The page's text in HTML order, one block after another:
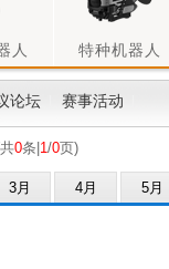
人 特种机器人
论坛 赛事活动
共0条| 1/0页)
3月 4月 5月